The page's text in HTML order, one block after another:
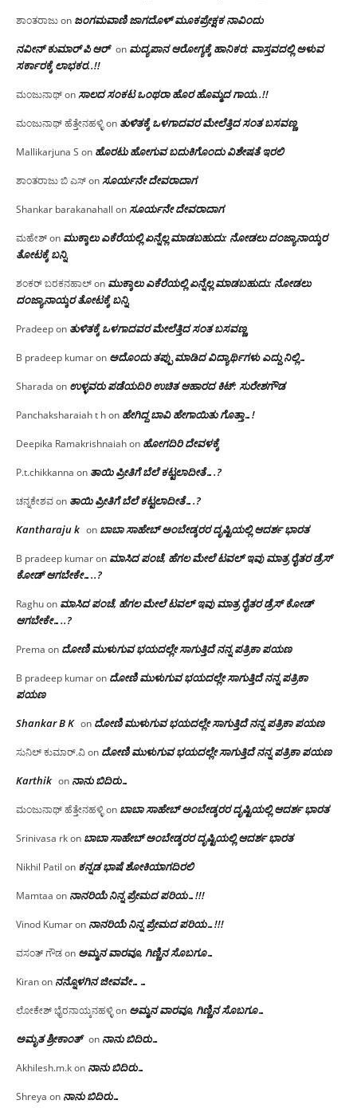
ಶಾಂತರಾಜುon ಜಂಗಮವಾಣಿ ಜಾಗದೊಳ್ ಮೂಕಪ್ರೇಕ್ಷಕ ನಾವಿಂದು
ನವೀನ್ ಕುಮಾರ್ ಪಿ ಆರ್ on ಮದ್ಯಪಾನ ಆರೋಗ್ಯಕ್ಕೆ ಹಾನಿಕರ; ವಾಸ್ತವದಲ್ಲಿ ಅಳುವ
ಸರ್ಕಾರಕ್ಕೆ ಲಾಭಕರ..!!
ಮಂಜುನಾಥ್onಸಾಲದ ಸಂಕಟ ಒಂಥರಾ ಹೊರ ಹೊಮ್ಮದ ಗಾಯ..!!
ಮಂಜುನಾಥ್ ಹೆತ್ತೇನಹಳ್ಳಿon ತುಳಿತಕ್ಕೆ ಒಳಗಾದವರ ಮೇಲೆತ್ತಿದ ಸಂತ ಬಸವಣ್ಣ
Mallikarjuna S on ಹೊರಟು ಹೋಗುವ ಬದುಕಿಗೊಂದು ವಿಶೇಷತೆ ಇರಲಿ
ಶಾಂತರಾಜು ಬಿ ಎಸ್onಸೂರ್ಯನೇ ದೇವರಾದಾಗ
Shankar barakanahall onಸೂರ್ಯನೇ ದೇವರಾದಾಗ
ಮಹೇಶ್on ಮುಕ್ಕಾಲು ಎಕೆರೆಯಲ್ಲಿ ಏನ್ನೆಲ್ಲ‌ ಮಾಡಬಹುದು: ನೋಡಲು ದಂಜ್ಯಾನಾಯ್ಕರ
ತೋಟಕ್ಕೆ ಬನ್ನಿ
ಶಂಕರ್ ಬರಕನಹಾಲ್on ಮುಕ್ಕಾಲು ಎಕೆರೆಯಲ್ಲಿ ಏನ್ನೆಲ್ಲ‌ ಮಾಡಬಹುದು: ನೋಡಲು
ದಂಜ್ಯಾನಾಯ್ಕರ ತೋಟಕ್ಕೆ ಬನ್ನಿ
Pradeepon ತುಳಿತಕ್ಕೆ ಒಳಗಾದವರ ಮೇಲೆತ್ತಿದ ಸಂತ ಬಸವಣ್ಣ
B pradeep kumaron ಅದೊಂದು ತಪ್ಪು ಮಾಡಿದ ವಿದ್ಯಾರ್ಥಿಗಳು ಎದ್ದು ನಿಲ್ಲಿ…
Sharada on ಉಳ್ಳವರು ಪಡೆಯದಿರಿ ಉಚಿತ ಆಹಾರದ ಕಿಟ್: ಸುರೇಶಗೌಡ
Panchaksharaiah t hon ಹೇಗಿದ್ದ ಬಾವಿ ಹೇಗಾಯಿತು ಗೊತ್ತಾ…!
Deepika Ramakrishnaiahon ಹೋಗದಿರಿ ದೇವಳಕ್ಕೆ
P.t.chikkanna on ತಾಯಿ ಪ್ರೀತಿಗೆ ಬೆಲೆ ಕಟ್ಟಲಾದೀತೆ….?
ಚನ್ನಕೇಶವon ತಾಯಿ ಪ್ರೀತಿಗೆ ಬೆಲೆ ಕಟ್ಟಲಾದೀತೆ….?
Kantharaju k on ಬಾಬಾ ಸಾಹೇಬ್ ಅಂಬೇಡ್ಕರರ ದೃಷ್ಟಿಯಲ್ಲಿ ಆದರ್ಶ ಭಾರತ
B pradeep kumaron ಮಾಸಿದ ಪಂಚೆ, ಹೆಗಲ ಮೇಲೆ ಟವಲ್‌ ಇವು ಮಾತ್ರ ರೈತರ ಡ್ರೆಸ್‌
ಕೋಡ್ ಆಗಬೇಕೇ…..?‌
Raghuon ಮಾಸಿದ ಪಂಚೆ, ಹೆಗಲ ಮೇಲೆ ಟವಲ್‌ ಇವು ಮಾತ್ರ ರೈತರ ಡ್ರೆಸ್‌ ಕೋಡ್
ಆಗಬೇಕೇ…..?‌
Prema on ದೋಣಿ ಮುಳುಗುವ ಭಯದಲ್ಲೇ ಸಾಗುತ್ತಿದೆ ನನ್ನ ಪತ್ರಿಕಾ ಪಯಣ
B pradeep kumaron ದೋಣಿ ಮುಳುಗುವ ಭಯದಲ್ಲೇ ಸಾಗುತ್ತಿದೆ ನನ್ನ ಪತ್ರಿಕಾ
ಪಯಣ
Shankar B K on ದೋಣಿ ಮುಳುಗುವ ಭಯದಲ್ಲೇ ಸಾಗುತ್ತಿದೆ ನನ್ನ ಪತ್ರಿಕಾ ಪಯಣ
ಸುನಿಲ್ ಕುಮಾರ್.ವಿon ದೋಣಿ ಮುಳುಗುವ ಭಯದಲ್ಲೇ ಸಾಗುತ್ತಿದೆ ನನ್ನ ಪತ್ರಿಕಾ ಪಯಣ
Karthik on ನಾನು ಬಿದಿರು…
ಮಂಜುನಾಥ್ ಹೆತ್ತೇನಹಳ್ಳಿon ಬಾಬಾ ಸಾಹೇಬ್ ಅಂಬೇಡ್ಕರರ ದೃಷ್ಟಿಯಲ್ಲಿ ಆದರ್ಶ ಭಾರತ
Srinivasa rkon ಬಾಬಾ ಸಾಹೇಬ್ ಅಂಬೇಡ್ಕರರ ದೃಷ್ಟಿಯಲ್ಲಿ ಆದರ್ಶ ಭಾರತ
Nikhil Patil on ಕನ್ನಡ ಭಾಷೆ ಶೋಕಿಯಾಗದಿರಲಿ
Mamtaa on ನಾನರಿಯೆ ನಿನ್ನ ಪ್ರೇಮದ ಪರಿಯ…!!!
Vinod Kumaron ನಾನರಿಯೆ ನಿನ್ನ ಪ್ರೇಮದ ಪರಿಯ…!!!
ವಸಂತ್ ಗೌಡon ಅಮ್ಮನ ವಾರವೂ, ಗಿಣ್ಣಿನ ಸೊಬಗೂ…
Kiranon ನನ್ನೊಳಗಿನ ಜೀವವೇ……
ಲೋಕೇಶ್ ಭೈರನಾಯ್ಕನಹಳ್ಳಿon ಅಮ್ಮನ ವಾರವೂ, ಗಿಣ್ಣಿನ ಸೊಬಗೂ…
ಅಮೃತ ಶ್ರೀಕಾಂತ್ on ನಾನು ಬಿದಿರು…
Akhilesh.m.kon ನಾನು ಬಿದಿರು…
Shreya on ನಾನು ಬಿದಿರು…